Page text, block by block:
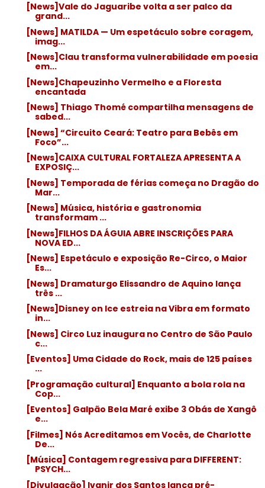
[News]Vale do Jaguaribe volta a ser palco da
grand...
[News] MATILDA — Um espetáculo sobre coragem,
imag...
[News]Clau transforma vulnerabilidade em poesia
em...
[News]Chapeuzinho Vermelho e a Floresta
encantada
[News] Thiago Thomé compartilha mensagens de
sabed...
[News] “Circuito Ceará: Teatro para Bebês em
Foco”...
[News]CAIXA CULTURAL FORTALEZA APRESENTA A
EXPOSIÇ...
[News] Temporada de férias começa no Dragão do
Mar...
[News] Música, história e gastronomia
transformam ...
[News]FILHOS DA ÁGUIA ABRE INSCRIÇÕES PARA
NOVA ED...
[News] Espetáculo e exposição Re-Circo, o Maior
Es...
[News] Dramaturgo Elissandro de Aquino lança
três ...
[News]Disney on Ice estreia na Vibra em formato
in...
[News] Circo Luz inaugura no Centro de São Paulo
c...
[Eventos] Uma Cidade do Rock, mais de 125 países
...
[Programação cultural] Enquanto a bola rola na
Cop...
[Eventos] Galpão Bela Maré exibe 3 Obás de Xangô
e...
[Filmes] Nós Acreditamos em Vocês, de Charlotte
De...
[Música] Contagem regressiva para DIFFERENT:
PSYCH...
[Divulgação] Ivanir dos Santos lança pré-